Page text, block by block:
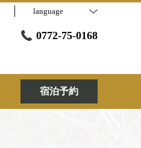
language
0772-75-0168
宿泊予約